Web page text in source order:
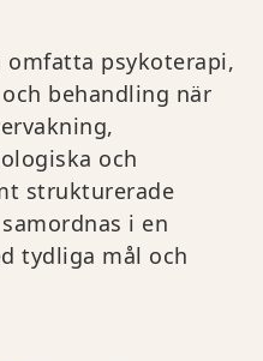
omfatta psykoterapi,
behandling när
och
strukturerade
i en
tydliga mål och